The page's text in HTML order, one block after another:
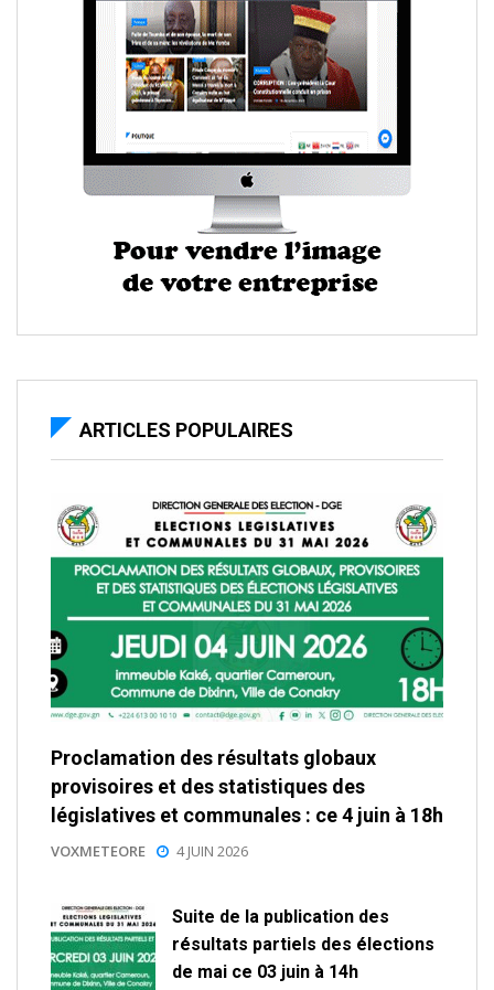
ARTICLES POPULAIRES
Proclamation des résultats globaux
provisoires et des statistiques des
législatives et communales : ce 4 juin à 18h
VOXMETEORE 4 JUIN 2026
Suite de la publication des
résultats partiels des élections
de mai ce 03 juin à 14h